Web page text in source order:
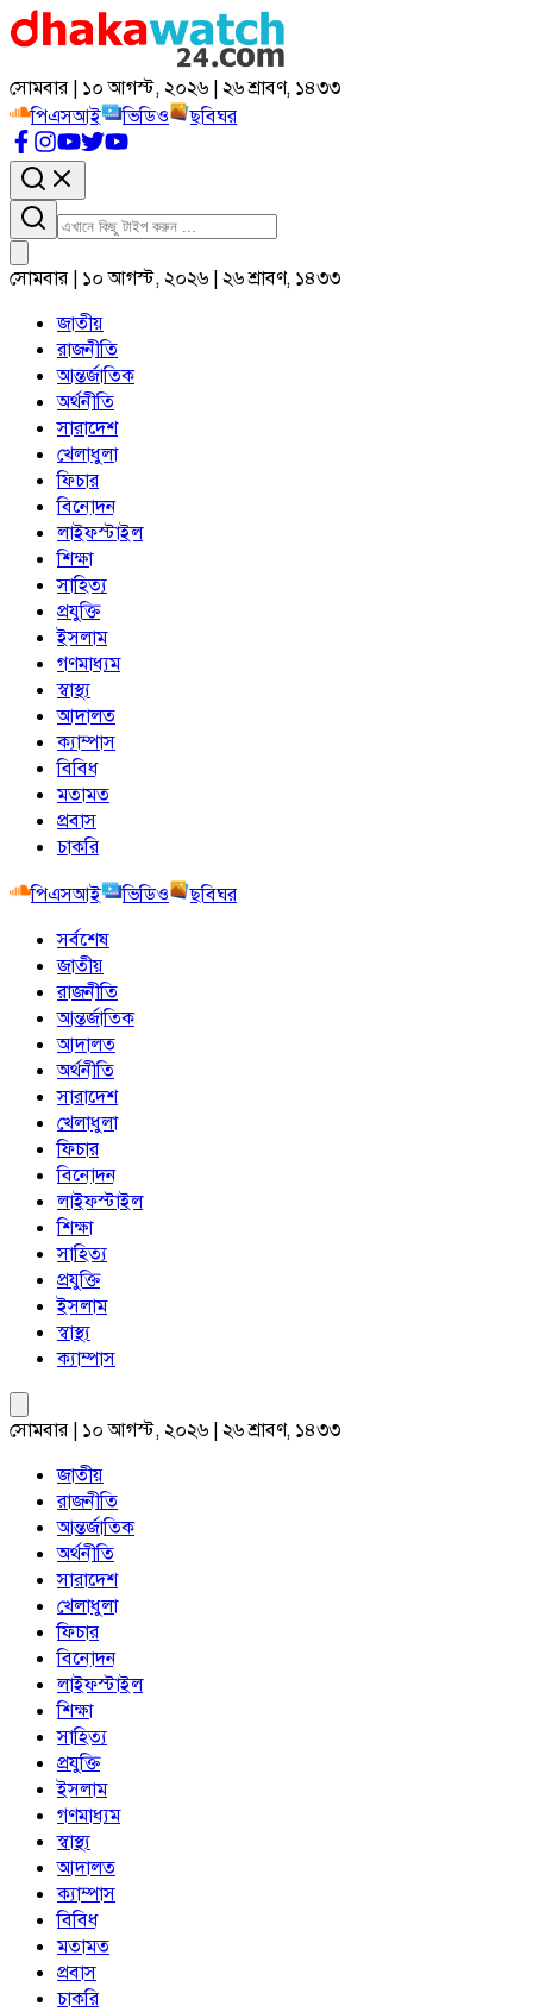
সোমবার | ১০ আগস্ট, ২০২৬ | ২৬ শ্রাবণ, ১৪৩৩
পিএসআই
ভিডিও ছবিঘর
সোমবার | ১০ আগস্ট, ২০২৬ | ২৬ শ্রাবণ, ১৪৩৩
জাতীয়
রাজনীতি
আন্তর্জাতিক
অর্থনীতি
সারাদেশ
খেলাধুলা
ফিচার
বিনোদন
লাইফস্টাইল
শিক্ষা
সাহিত্য
প্রযুক্তি
ইসলাম
গণমাধ্যম
স্বাস্থ্য
আদালত
ক্যাম্পাস
বিবিধ
মতামত
প্রবাস
চাকরি
পিএসআই
ভিডিও
ছবিঘর
সর্বশেষ
জাতীয়
রাজনীতি
আন্তর্জাতিক
আদালত
অর্থনীতি
সারাদেশ
খেলাধুলা
ফিচার
বিনোদন
লাইফস্টাইল
শিক্ষা
সাহিত্য
প্রযুক্তি
ইসলাম
স্বাস্থ্য
ক্যাম্পাস
সোমবার | ১০ আগস্ট, ২০২৬ | ২৬ শ্রাবণ, ১৪৩৩
জাতীয়
রাজনীতি
আন্তর্জাতিক
অর্থনীতি
সারাদেশ
খেলাধুলা
ফিচার
বিনোদন
লাইফস্টাইল
শিক্ষা
সাহিত্য
প্রযুক্তি
ইসলাম
গণমাধ্যম
স্বাস্থ্য
আদালত
ক্যাম্পাস
বিবিধ
মতামত
প্রবাস
চাকরি